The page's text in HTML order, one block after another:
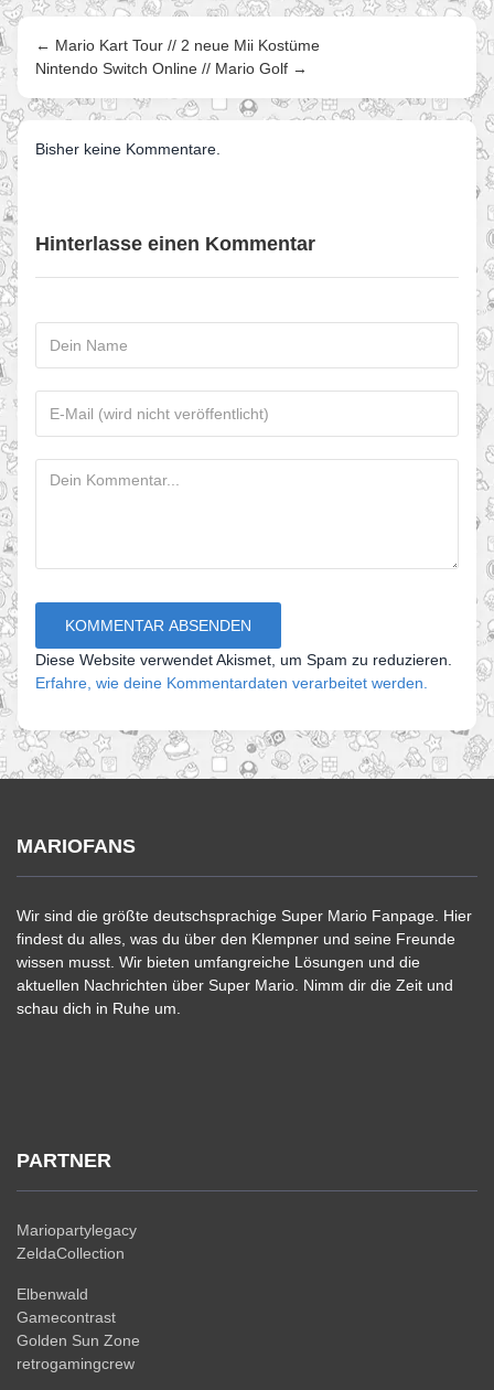
← Mario Kart Tour // 2 neue Mii Kostüme
Nintendo Switch Online // Mario Golf →
Bisher keine Kommentare.
Hinterlasse einen Kommentar
Diese Website verwendet Akismet, um Spam zu reduzieren.
Erfahre, wie deine Kommentardaten verarbeitet werden.
MARIOFANS
Wir sind die größte deutschsprachige Super Mario Fanpage. Hier
findest du alles, was du über den Klempner und seine Freunde
wissen musst. Wir bieten umfangreiche Lösungen und die
aktuellen Nachrichten über Super Mario. Nimm dir die Zeit und
schau dich in Ruhe um.
PARTNER
Mariopartylegacy
ZeldaCollection
Elbenwald
Gamecontrast
Golden Sun Zone
retrogamingcrew